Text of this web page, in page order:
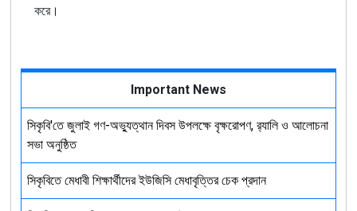
করে।
Important News
সিকৃবি'তে জুলাই গণ-অভ্যুত্থান দিবস উপলক্ষে বৃক্ষরোপণ, র‍্যালি ও আলোচনা
সভা অনুষ্ঠিত
সিকৃবিতে মেধাবী শিক্ষার্থীদের ইউজিসি মেধাবৃত্তির চেক প্রদান